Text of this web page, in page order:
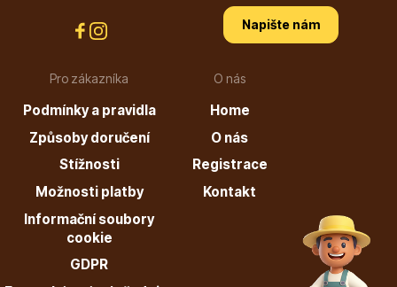
Poradíme Vám?
Po-Pá 9:00 - 17:00
Pro zákazníka
Podmínky a pravidla
Způsoby doručení
Stížnosti
Možnosti platby
Informační soubory
cookie
GDPR
O nás
Home
O nás
Registrace
Kontakt
Napište nám